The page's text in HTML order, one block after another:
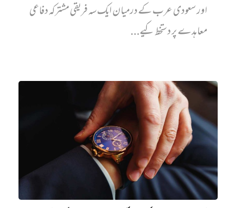
اور سعودی عرب کے درمیان ایک سہ فریقی مشترکہ دفاعی
معاہدے پر دستخط کیے...